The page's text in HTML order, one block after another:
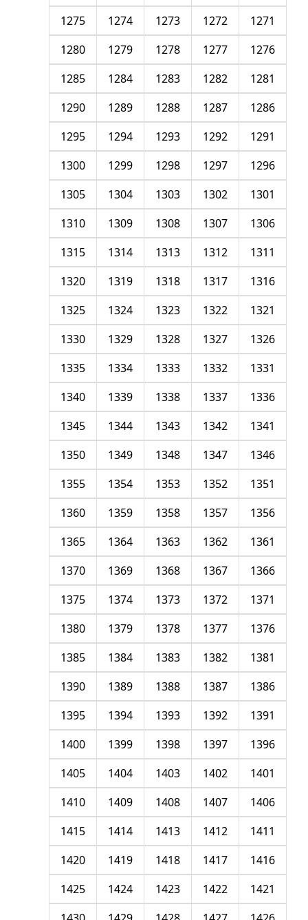
1271
1272
1273
1274
1275
1276
1277
1278
1279
1280
1281
1282
1283
1284
1285
1286
1287
1288
1289
1290
1291
1292
1293
1294
1295
1296
1297
1298
1299
1300
1301
1302
1303
1304
1305
1306
1307
1308
1309
1310
1311
1312
1313
1314
1315
1316
1317
1318
1319
1320
1321
1322
1323
1324
1325
1326
1327
1328
1329
1330
1331
1332
1333
1334
1335
1336
1337
1338
1339
1340
1341
1342
1343
1344
1345
1346
1347
1348
1349
1350
1351
1352
1353
1354
1355
1356
1357
1358
1359
1360
1361
1362
1363
1364
1365
1366
1367
1368
1369
1370
1371
1372
1373
1374
1375
1376
1377
1378
1379
1380
1381
1382
1383
1384
1385
1386
1387
1388
1389
1390
1391
1392
1393
1394
1395
1396
1397
1398
1399
1400
1401
1402
1403
1404
1405
1406
1407
1408
1409
1410
1411
1412
1413
1414
1415
1416
1417
1418
1419
1420
1421
1422
1423
1424
1425